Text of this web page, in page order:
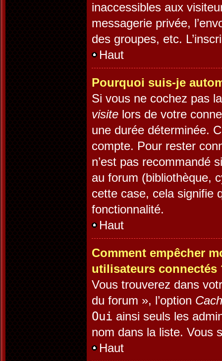
inaccessibles aux
messagerie privée,
des groupes, etc.
Haut
Pourquoi suis-je
Si vous ne cochez pas
visite lors de votre
une durée déterminée.
compte. Pour rester
n’est pas recommandé
au forum (bibliothèque,
cette case, cela signifie
fonctionnalité.
Haut
Comment empêcher
utilisateurs connectés
Vous trouverez dans
du forum », l’option
Oui ainsi seuls les
nom dans la liste. Vous
Haut